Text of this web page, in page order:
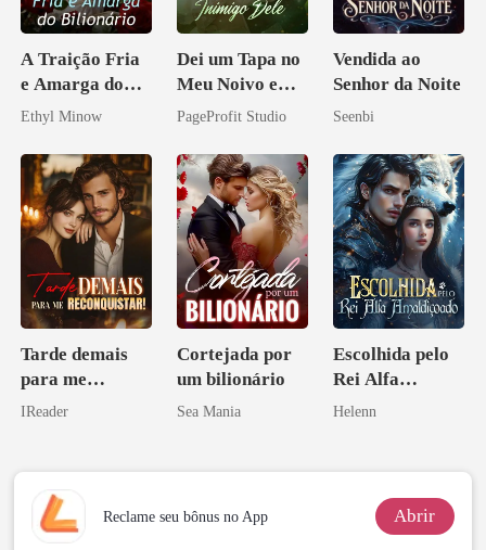
A Traição Fria
e Amarga do
Bilionário
Ethyl Minow
Dei um Tapa no
Meu Noivo e
Casei com o
Inimigo Dele
PageProfit Studio
Vendida ao
Senhor da Noite
Seenbi
Tarde demais
para me
reconquistar!
IReader
Cortejada por
um bilionário
Sea Mania
Escolhida pelo
Rei Alfa
Amaldiçoado
Helenn
Reclame seu bônus no App Abrir